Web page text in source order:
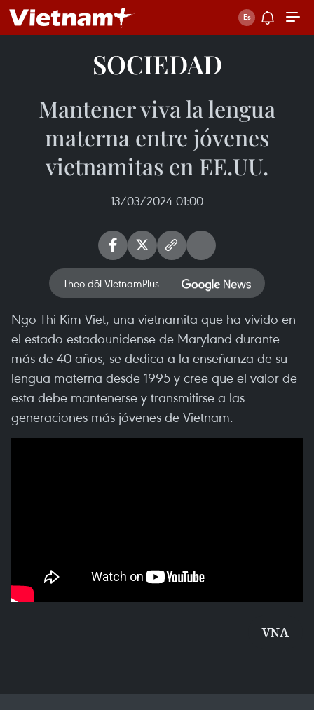
SOCIEDAD
Mantener viva la lengua
materna entre jóvenes
vietnamitas en EE.UU.
13/03/2024 01:00
Theo dõi VietnamPlus
Ngo Thi Kim Viet, una vietnamita que ha vivido en
el estado estadounidense de Maryland durante
más de 40 años, se dedica a la enseñanza de su
lengua materna desde 1995 y cree que el valor de
esta debe mantenerse y transmitirse a las
generaciones más jóvenes de Vietnam.
VNA